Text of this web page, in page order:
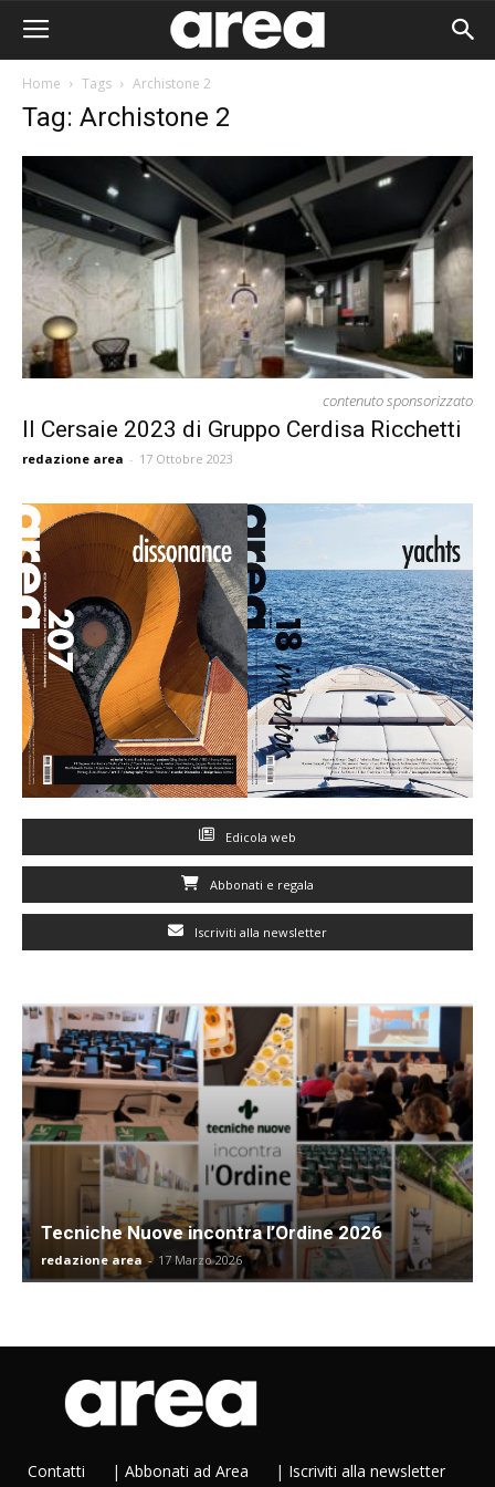
Home Tags Archistone 2
Tag: Archistone 2
contenuto sponsorizzato
Il Cersaie 2023 di Gruppo Cerdisa Ricchetti
redazione area - 17 Ottobre 2023
Edicola web
Abbonati e regala
Iscriviti alla newsletter
Tecniche Nuove incontra l’Ordine 2026
redazione area - 17 Marzo 2026
Contatti | Abbonati ad Area | Iscriviti alla newsletter